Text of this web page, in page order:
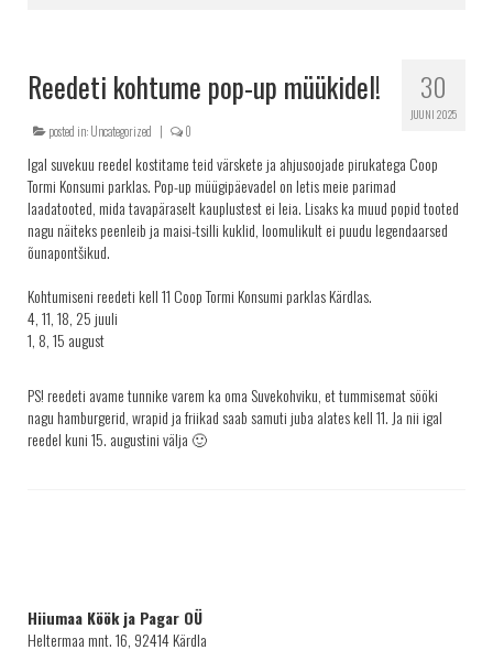
KLIENDITUGI
KRINGLID
SAIAD
PEOLAUA TOOTED
LEIVAD
SUUPISTED
KÜPSISED
KOOGID
MÜÜGIKOHAD
30
JUUNI 2025
Reedeti kohtume pop-up müükidel!
posted in:Uncategorized | 0
Igal suvekuu reedel kostitame teid värskete ja ahjusoojade pirukatega Coop
Tormi Konsumi parklas. Pop-up müügipäevadel on letis meie parimad
laadatooted, mida tavapäraselt kauplustest ei leia. Lisaks ka muud popid tooted
nagu näiteks peenleib ja maisi-tsilli kuklid, loomulikult ei puudu legendaarsed
õunapontšikud.
Kohtumiseni reedeti kell 11 Coop Tormi Konsumi parklas Kärdlas.
4, 11, 18, 25 juuli
1, 8, 15 august
PS! reedeti avame tunnike varem ka oma Suvekohviku, et tummisemat sööki
nagu hamburgerid, wrapid ja friikad saab samuti juba alates kell 11. Ja nii igal
reedel kuni 15. augustini välja 🙂
Hiiumaa Köök ja Pagar OÜ
Heltermaa mnt. 16, 92414 Kärdla